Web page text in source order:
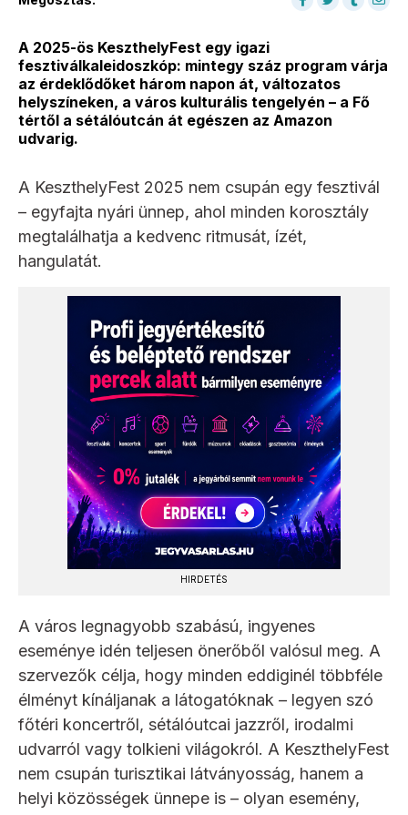
A 2025-ös KeszthelyFest egy igazi
fesztiválkaleidoszkóp: mintegy száz program várja
az érdeklődőket három napon át, változatos
helyszíneken, a város kulturális tengelyén – a Fő
tértől a sétálóutcán át egészen az Amazon
udvarig.
A KeszthelyFest 2025 nem csupán egy fesztivál
– egyfajta nyári ünnep, ahol minden korosztály
megtalálhatja a kedvenc ritmusát, ízét,
hangulatát.
HIRDETÉS
A város legnagyobb szabású, ingyenes
eseménye idén teljesen önerőből valósul meg. A
szervezők célja, hogy minden eddiginél többféle
élményt kínáljanak a látogatóknak – legyen szó
főtéri koncertről, sétálóutcai jazzről, irodalmi
udvarról vagy tolkieni világokról. A KeszthelyFest
nem csupán turisztikai látványosság, hanem a
helyi közösségek ünnepe is – olyan esemény,